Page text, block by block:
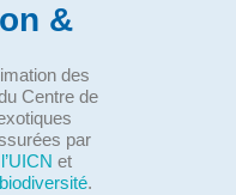
&
des
Centre de
par
et
.